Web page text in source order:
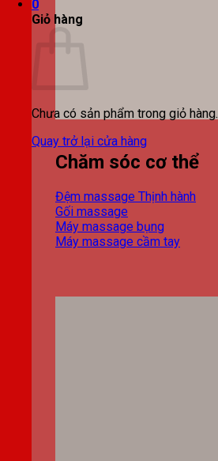
0
Giỏ hàng
Chưa có sản phẩm trong giỏ hàng.
Quay trở lại cửa hàng
Chăm sóc cơ thể
Đệm massage
Gối massage
Máy massage bụng
Máy massage cầm tay